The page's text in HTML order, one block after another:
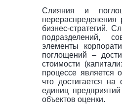
Слияния и
бизнес-стратегий.
подразделений,
элементы
поглощений –
стоимости
процессе является
что достигается на
единиц
объектов оценки.